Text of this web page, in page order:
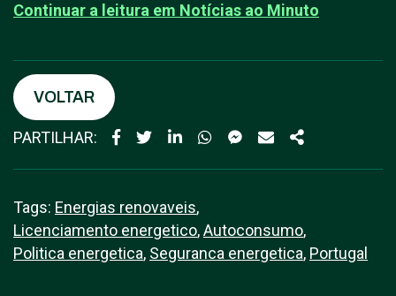
Continuar a leitura em Notícias ao Minuto
VOLTAR
PARTILHAR:
Tags: Energias renovaveis,
Licenciamento energetico,Autoconsumo,
Politica energetica, Seguranca energetica, Portugal